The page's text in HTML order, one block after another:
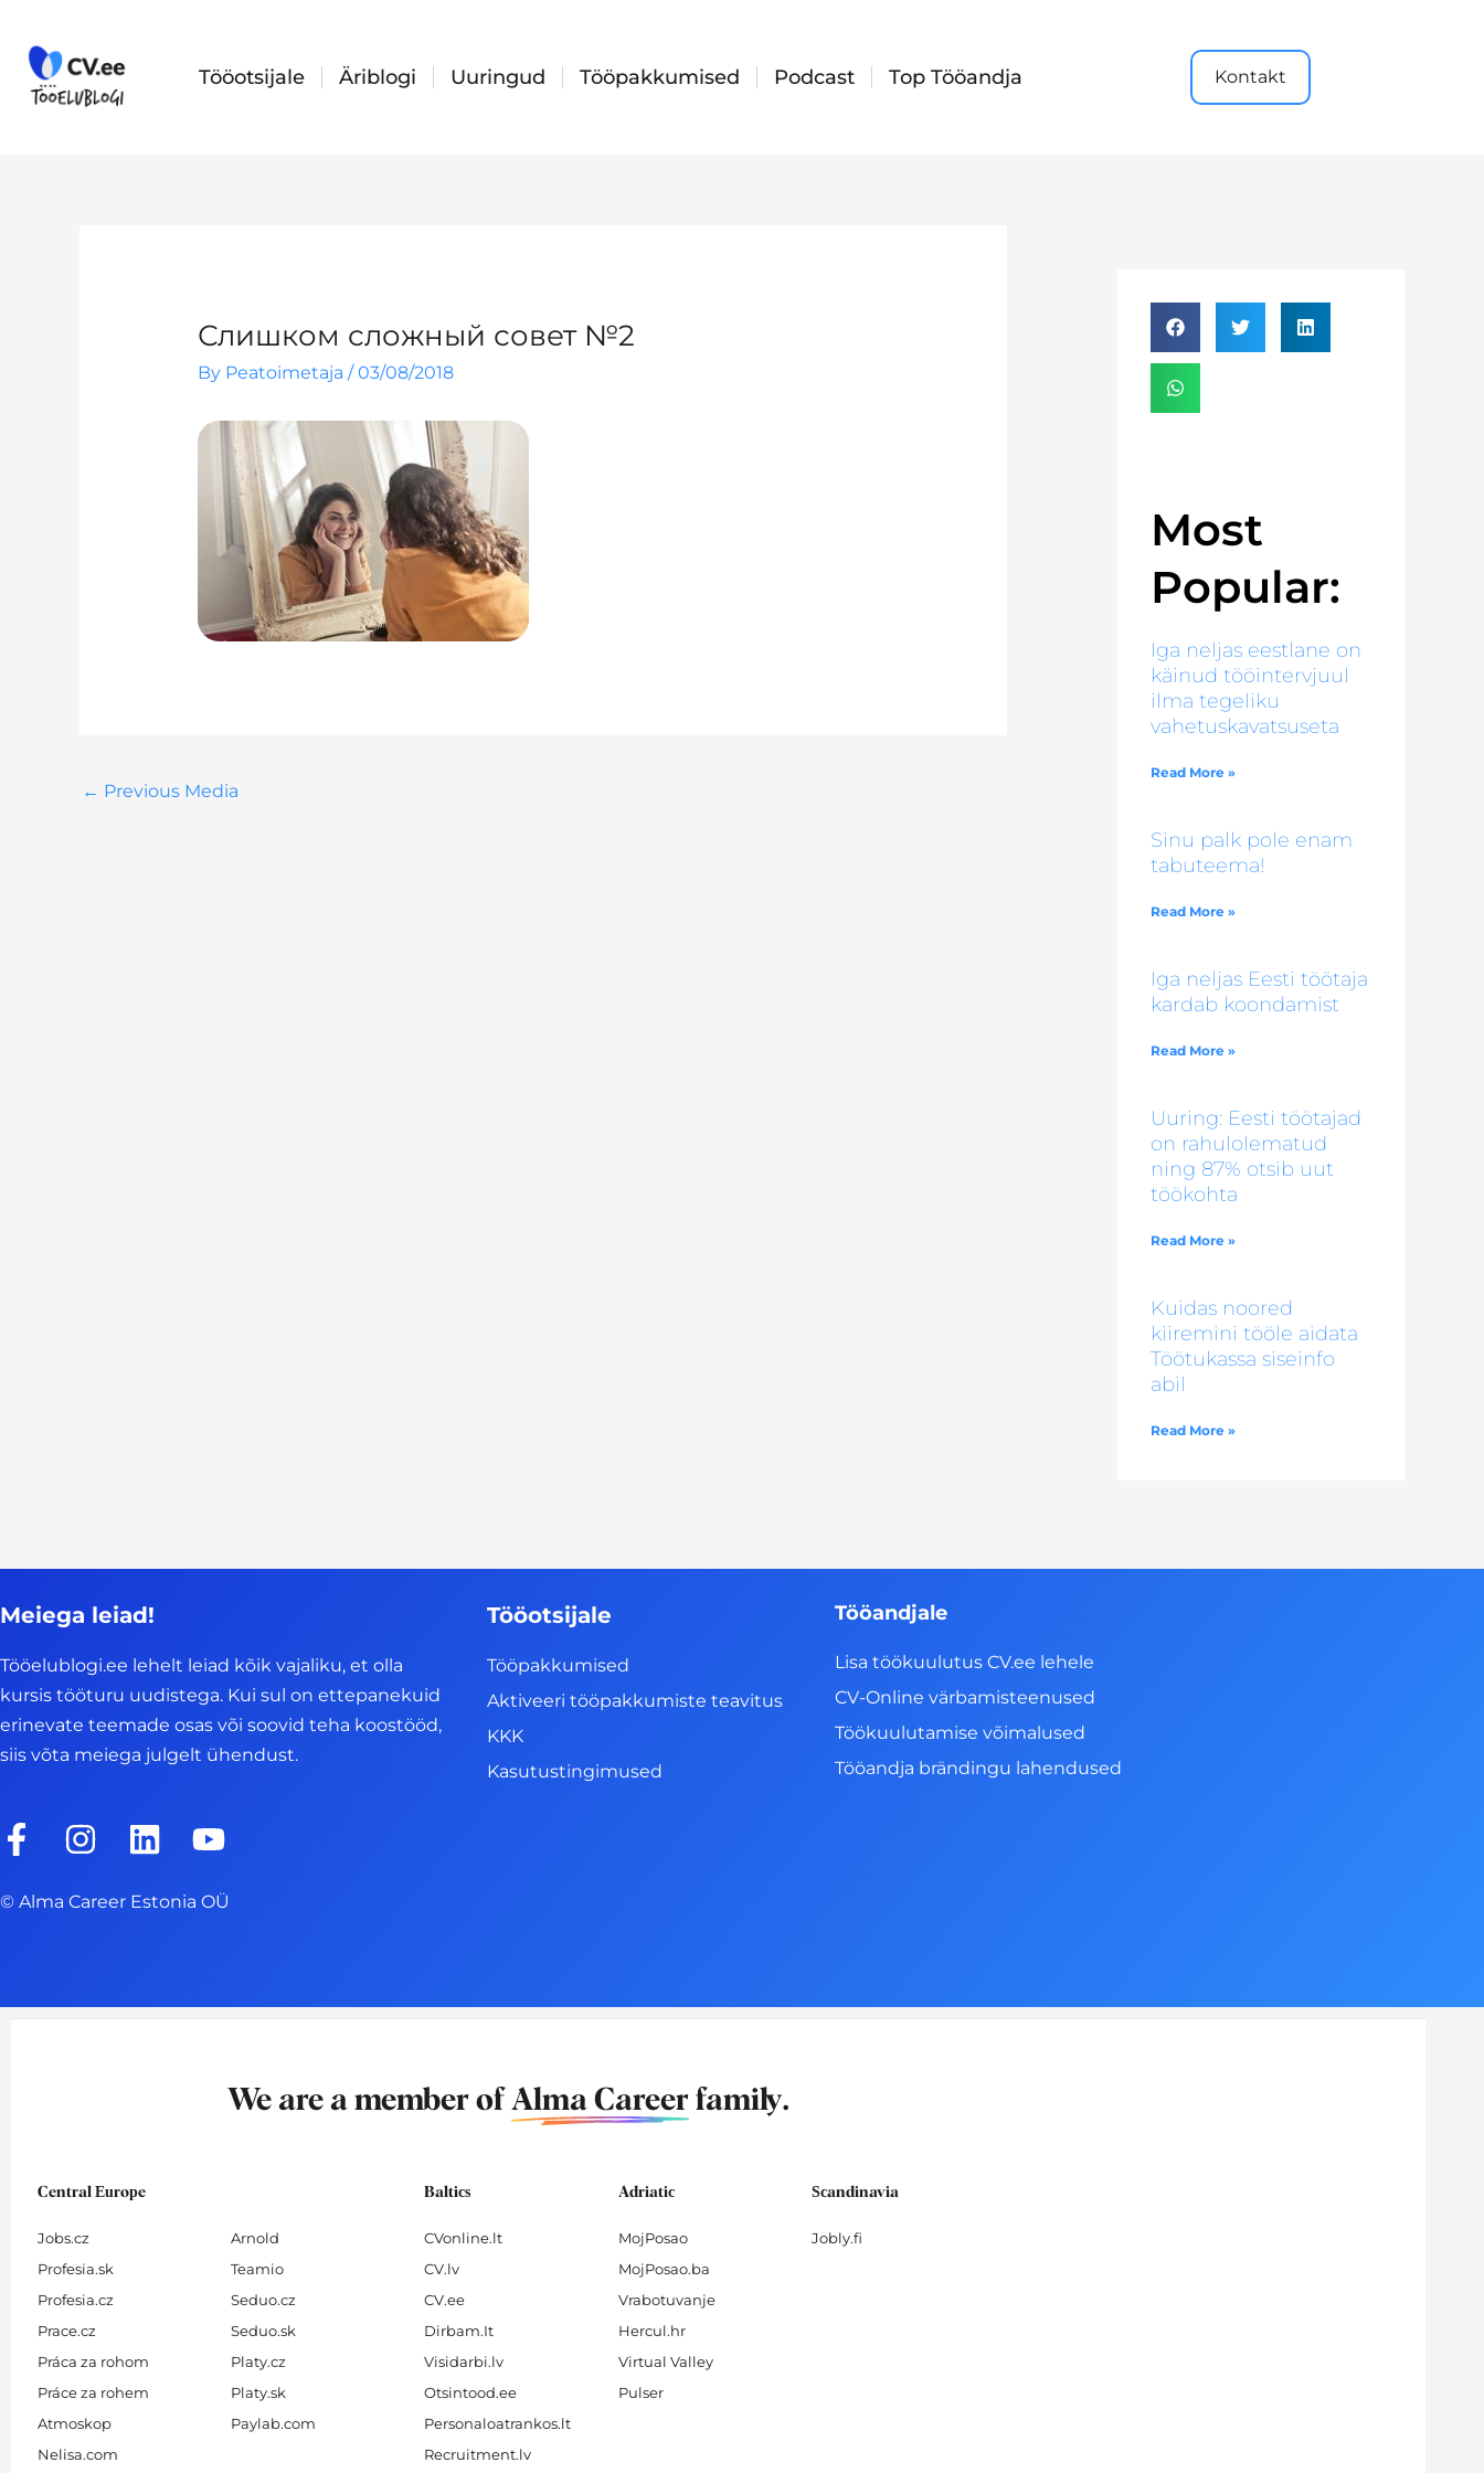
content
Tööotsijale Äriblogi Uuringud Tööpakkumised Podcast Top Tööandja Kontakt
Слишком сложный совет №2
By Peatoimetaja /03/08/2018
← Previous Media
Most
Popular:
Iga neljas eestlane on
käinud tööintervjuul
ilma tegeliku
vahetuskavatsuseta
Read More »
Sinu palk pole enam
tabuteema!
Read More »
Iga neljas Eesti töötaja
kardab koondamist
Read More »
Uuring: Eesti töötajad
on rahulolematud
ning 87% otsib uut
töökohta
Read More »
Kuidas noored
kiiremini tööle aidata
Töötukassa siseinfo
abil
Read More »
Meiega leiad!
Tööelublogi.ee lehelt leiad kõik vajaliku, et olla
kursis tööturu uudistega. Kui sul on ettepanekuid
erinevate teemade osas või soovid teha koostööd,
siis võta meiega julgelt ühendust.
F
c
o
I
s
g
L
n
d
Y
u
b
© Alma Career Estonia OÜ
Tööotsijale
Tööpakkumised
Aktiveeri tööpakkumiste teavitus
KKK
Kasutustingimused
Tööandjale
Lisa töökuulutus CV.ee lehele
CV-Online värbamisteenused
Töökuulutamise võimalused
Tööandja brändingu lahendused
We are a member of Alma Careerfamily.
Central Europe
Jobs.cz
Profesia.sk
Profesia.cz
Prace.cz
Práca za rohom
Práce za rohem
Atmoskop
Nelisa.com
Arnold
Teamio
Seduo.cz
Seduo.sk
Platy.cz
Platy.sk
Paylab.com
Baltics
CVonline.lt
CV.lv
CV.ee
Dirbam.It
Visidarbi.lv
Otsintood.ee
Personaloatrankos.lt
Recruitment.lv
Adriatic
MojPosao
MojPosao.ba
Vrabotuvanje
Hercul.hr
Virtual Valley
Pulser
Scandinavia
Jobly.fi